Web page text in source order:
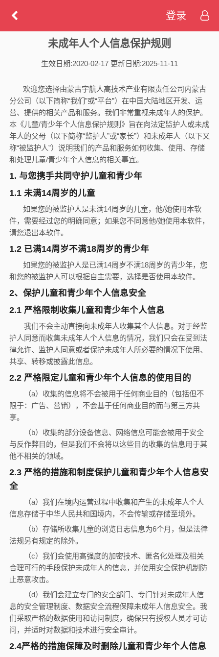
登录
未成年人个人信息保护规则
生效日期:2020-02-17 更新日期:2025-11-11
欢迎您选择由蒙古宇航人高技术产业有限责任公司内蒙古
分公司（以下简称“我们”或“平台”）在中国大陆地区开发、运
营、提供的相关产品和服务。我们非常重视未成年人的保护。
本《儿童/青少年个人信息保护规则》旨在向法定监护人或未成
年人的父母（以下简称“监护人”或“家长”）和未成年人（以下又
称“被监护人”）说明我们的产品和服务如何收集、使用、存储
和处理儿童/青少年个人信息的相关事宜。
1. 与您携手共同守护儿童和青少年
1.1 未满14周岁的儿童
如果您的被监护人是未满14周岁的儿童，他/她使用本软
件，需要经过您的明确同意；如果您不同意他/她使用本软件，
请您退出本软件。
1.2 已满14周岁不满18周岁的青少年
如果您的被监护人是已满14周岁不满18周岁的青少年，您
和您的被监护人可以根据自主需要，选择是否使用本软件。
2、保护儿童和青少年个人信息安全
2.1 严格限制收集儿童和青少年个人信息
我们不会主动直接向未成年人收集其个人信息。对于经监
护人同意而收集未成年人个人信息的情况，我们只会在受到法
律允许、监护人同意或者保护未成年人所必要的情况下使用、
共享、转移或披露此信息。
2.2 严格限定儿童和青少年个人信息的使用目的
（a）收集的信息将不会被用于任何商业目的（包括但不
限于：广告、营销），不会基于任何商业目的而与第三方共
享。
（b）收集的部分设备信息、网络信息可能会被用于安全
与反作弊目的，但是我们不会将以这些目的收集的信息用于其
他不相关的领域。
2.3 严格的措施和制度保护儿童和青少年个人信息安
全
（a）我们在境内运营过程中收集和产生的未成年人个人
信息存储于中华人民共和国境内，不会传输或存储至境外。
（b）存储所收集儿童的浏览日志信息为6个月，但是法律
法规另有规定的除外。
（c）我们会使用高强度的加密技术、匿名化处理及相关
合理可行的手段保护未成年人的信息，并使用安全保护机制防
止恶意攻击。
（d）我们会建立专门的安全部门、专门针对未成年人信
息的安全管理制度、数据安全流程保障未成年人信息安全。我
们采取严格的数据使用和访问制度，确保只有授权人员才可访
问，并适时对数据和技术进行安全审计。
2.4严格的措施保障及时删除儿童和青少年个人信息